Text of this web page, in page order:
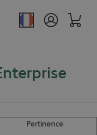
Pertinence